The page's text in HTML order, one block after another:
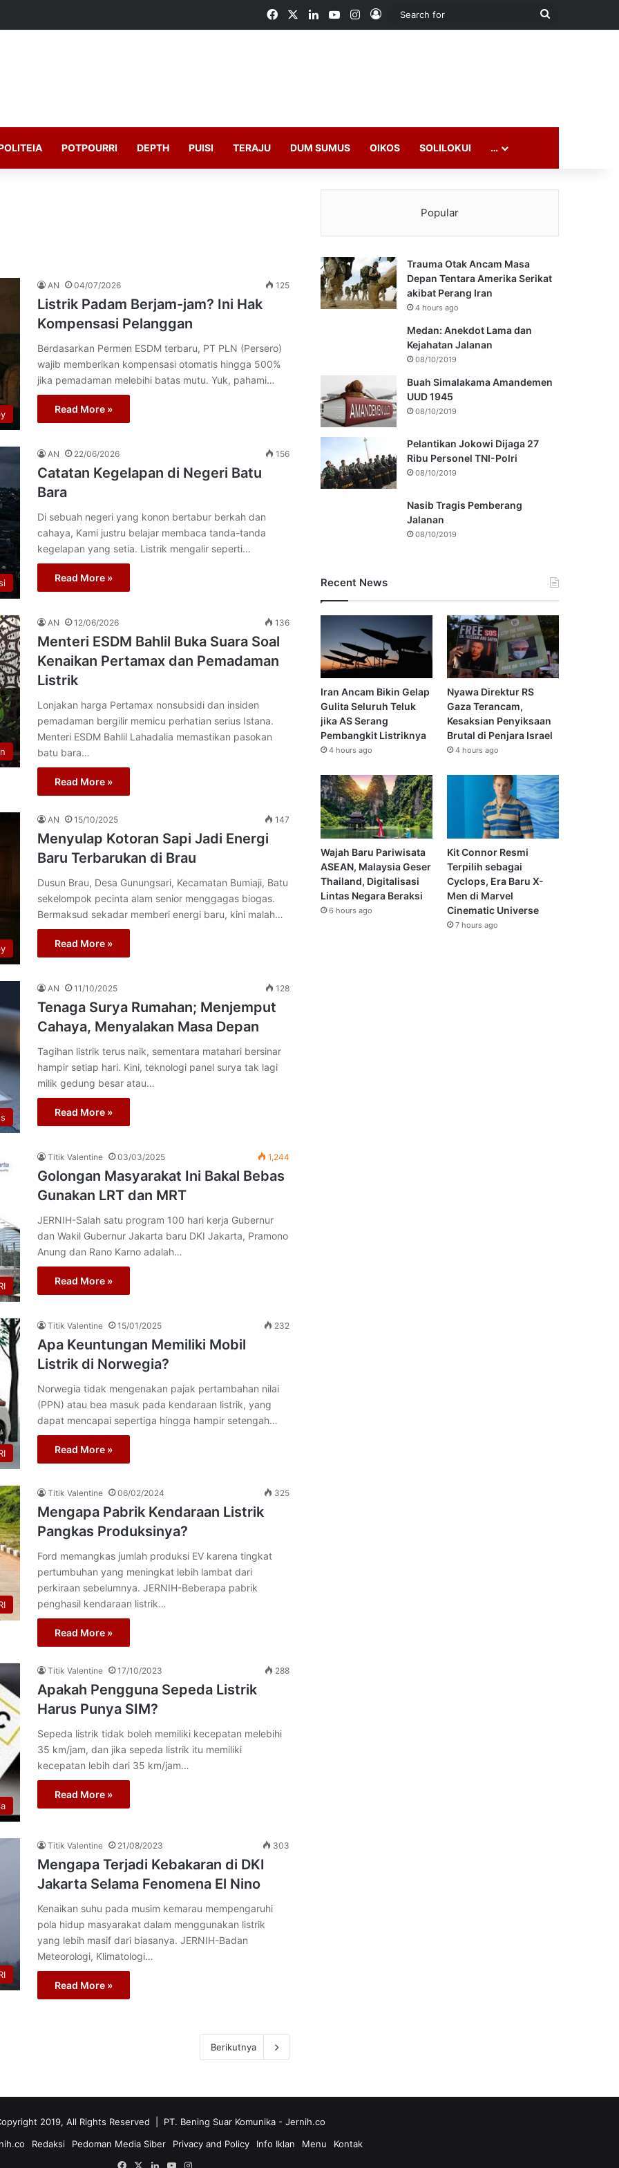
FacebookLinkedInYouTubeInstagram
Log In
Search
POTPOURRI DEPTH PUISI TERAJU DUM SUMUS OIKOS SOLILOKUI …
AN 04/07/2026 125
Listrik Padam Berjam-jam? Ini Hak
Kompensasi Pelanggan
Berdasarkan Permen ESDM terbaru, PT PLN (Persero)
wajib memberikan kompensasi otomatis hingga 500%
jika pemadaman melebihi batas mutu. Yuk, pahami…
Read More »
AN 22/06/2026 156
Catatan Kegelapan di Negeri Batu
Bara
Di sebuah negeri yang konon bertabur berkah dan
cahaya, Kami justru belajar membaca tanda-tanda
kegelapan yang setia. Listrik mengalir seperti…
Read More »
AN 12/06/2026 136
Menteri ESDM Bahlil Buka Suara Soal
Kenaikan Pertamax dan Pemadaman
Listrik
Lonjakan harga Pertamax nonsubsidi dan insiden
pemadaman bergilir memicu perhatian serius Istana.
Menteri ESDM Bahlil Lahadalia memastikan pasokan
batu bara…
Read More »
AN 15/10/2025 147
Menyulap Kotoran Sapi Jadi Energi
Baru Terbarukan di Brau
Dusun Brau, Desa Gunungsari, Kecamatan Bumiaji, Batu
sekelompok pecinta alam senior menggagas biogas.
Bermaksud sekadar memberi energi baru, kini malah…
Read More »
AN 11/10/2025 128
Tenaga Surya Rumahan; Menjemput
Cahaya, Menyalakan Masa Depan
Tagihan listrik terus naik, sementara matahari bersinar
hampir setiap hari. Kini, teknologi panel surya tak lagi
milik gedung besar atau…
Read More »
Titik Valentine 03/03/2025 1,244
Golongan Masyarakat Ini Bakal Bebas
Gunakan LRT dan MRT
JERNIH-Salah satu program 100 hari kerja Gubernur
dan Wakil Gubernur Jakarta baru DKI Jakarta, Pramono
Anung dan Rano Karno adalah…
Read More »
Titik Valentine 15/01/2025 232
Apa Keuntungan Memiliki Mobil
Listrik di Norwegia?
Norwegia tidak mengenakan pajak pertambahan nilai
(PPN) atau bea masuk pada kendaraan listrik, yang
dapat mencapai sepertiga hingga hampir setengah…
Read More »
Titik Valentine 06/02/2024 325
Mengapa Pabrik Kendaraan Listrik
Pangkas Produksinya?
Ford memangkas jumlah produksi EV karena tingkat
pertumbuhan yang meningkat lebih lambat dari
perkiraan sebelumnya. JERNIH-Beberapa pabrik
penghasil kendaraan listrik…
Read More »
Titik Valentine 17/10/2023 288
Apakah Pengguna Sepeda Listrik
Harus Punya SIM?
Sepeda listrik tidak boleh memiliki kecepatan melebihi
35 km/jam, dan jika sepeda listrik itu memiliki
kecepatan lebih dari 35 km/jam…
Read More »
Titik Valentine 21/08/2023 303
Mengapa Terjadi Kebakaran di DKI
Jakarta Selama Fenomena El Nino
Kenaikan suhu pada musim kemarau mempengaruhi
pola hidup masyarakat dalam menggunakan listrik
yang lebih masif dari biasanya. JERNIH-Badan
Meteorologi, Klimatologi…
Read More »
Berikutnya
Popular
Trauma Otak Ancam Masa
Depan Tentara Amerika Serikat
akibat Perang Iran
4 hours ago
Medan: Anekdot Lama dan
Kejahatan Jalanan
08/10/2019
Buah Simalakama Amandemen
UUD 1945
08/10/2019
Pelantikan Jokowi Dijaga 27
Ribu Personel TNI-Polri
08/10/2019
Nasib Tragis Pemberang
Jalanan
08/10/2019
Recent News
Iran Ancam Bikin Gelap
Gulita Seluruh Teluk
jika AS Serang
Pembangkit Listriknya
4 hours ago
Nyawa Direktur RS
Gaza Terancam,
Kesaksian Penyiksaan
Brutal di Penjara Israel
4 hours ago
Wajah Baru Pariwisata
ASEAN, Malaysia Geser
Thailand, Digitalisasi
Lintas Negara Beraksi
6 hours ago
Kit Connor Resmi
Terpilih sebagai
Cyclops, Era Baru X-
Men di Marvel
Cinematic Universe
7 hours ago
2019, All Rights Reserved | PT. Bening Suar Komunika - Jernih.co
Redaksi Pedoman Media Siber Privacy and Policy Info Iklan Menu
Kontak
Facebook
X LinkedInYouTubeInstagram